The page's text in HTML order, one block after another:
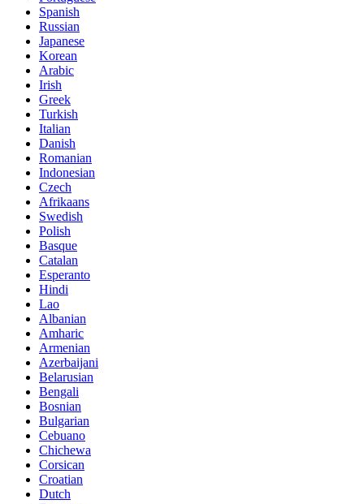
Spanish
Russian
Japanese
Korean
Arabic
Irish
Greek
Turkish
Italian
Danish
Romanian
Indonesian
Czech
Afrikaans
Swedish
Polish
Basque
Catalan
Esperanto
Hindi
Lao
Albanian
Amharic
Armenian
Azerbaijani
Belarusian
Bengali
Bosnian
Bulgarian
Cebuano
Chichewa
Corsican
Croatian
Dutch